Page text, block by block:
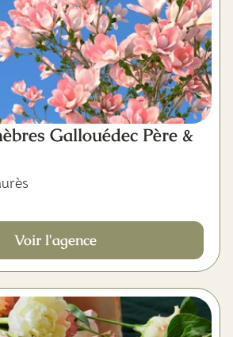
Gallouédec Père &
Voir l'agence